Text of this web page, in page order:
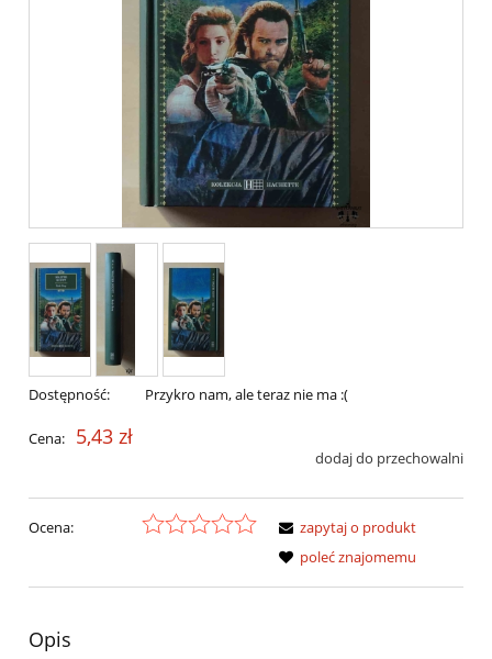
Dostępność: Przykro nam, ale teraz nie ma :(
Cena: 5,43 zł
dodaj do przechowalni
Ocena:
zapytaj o produkt
poleć znajomemu
Opis